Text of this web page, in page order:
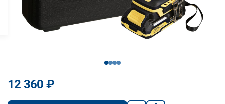
1234
12 360 ₽